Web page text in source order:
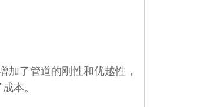
加了管道的刚性和优越性，
本。